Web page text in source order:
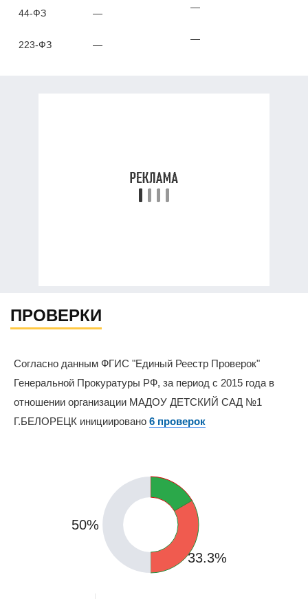
44-ФЗ —
—
223-ФЗ —
—
ПРОВЕРКИ
Согласно данным ФГИС "Единый Реестр Проверок"
Генеральной Прокуратуры РФ, за период с 2015 года в
отношении организации МАДОУ ДЕТСКИЙ САД №1
Г.БЕЛОРЕЦК инициировано 6 проверок
33.3%
50%